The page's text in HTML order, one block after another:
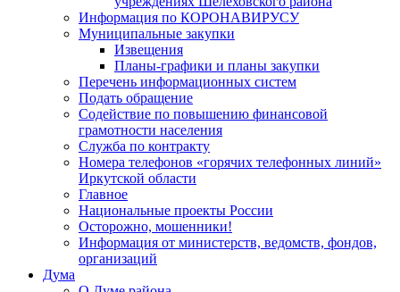
Информация по КОРОНАВИРУСУ
Муниципальные закупки
Извещения
Планы-графики и планы закупки
Перечень информационных систем
Подать обращение
Содействие по повышению финансовой
грамотности населения
Служба по контракту
Номера телефонов «горячих телефонных линий»
Иркутской области
Главное
Национальные проекты России
Осторожно, мошенники!
Информация от министерств, ведомств, фондов,
организаций
Дума